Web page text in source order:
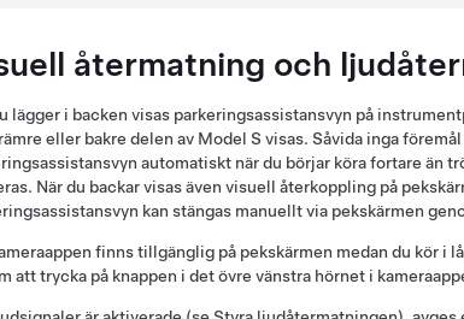
återmatning och
lägger i backen visas parkeringsassistansvyn på
eller bakre delen av Model S visas. Såvida inga
automatiskt när du börjar köra fortare än
När du backar visas även visuell återkoppling på
kan stängas manuellt via pekskärmen
finns tillgänglig på pekskärmen medan du kör i
att trycka på knappen i det övre vänstra hörnet i